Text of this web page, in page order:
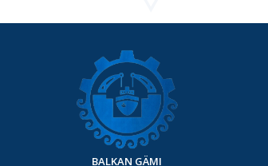
BALKAN GÄMI